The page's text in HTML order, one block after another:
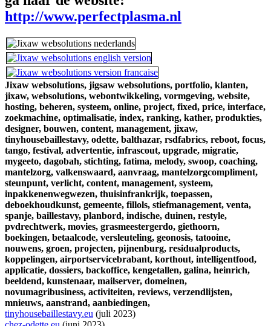
http://www.perfectplasma.nl
Jixaw websolutions, jigsaw websolutions, portfolio, klanten,
jixaw, websolutions, webontwikkeling, vormgeving, website,
hosting, beheren, systeem, online, project, fixed, price, interface,
zoekmachine, optimalisatie, index, ranking, kather, produkties,
designer, bouwen, content, management, jixaw,
tinyhousebaillestavy, odette, balthazar, rsdfabrics, reboot, focus,
tango, festival, advertentie, infrascout, upgrade, migratie,
mygeeto, dagobah, stichting, fatima, melody, swoop, coaching,
mantelzorg, valkenswaard, aanvraag, mantelzorgcompliment,
steunpunt, verlicht, content, management, systeem,
inpakkenenwegwezen, thuisinfrankrijk, toepassen,
deboekhoudkunst, gemeente, fillols, stiefmanagement, venta,
spanje, baillestavy, planbord, indische, duinen, restyle,
pvdrechtwerk, movies, grasmeestergerdo, giethoorn,
boekingen, betaalcode, versleuteling, geonosis, tatooine,
nouwens, groen, projecten, pijnenburg, residualproducts,
koppelingen, airportservicebrabant, korthout, intelligentfood,
applicatie, dossiers, backoffice, kengetallen, galina, heinrich,
beeldend, kunstenaar, mailserver, domeinen,
novumagribusiness, activiteiten, reviews, verzendlijsten,
mnieuws, aanstrand, aanbiedingen,
tinyhousebaillestavy.eu (juli 2023)